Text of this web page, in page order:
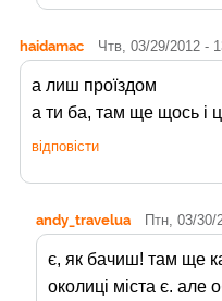
haidamac Чтв, 03/29/2012 -
а лиш проїздом
а ти ба, там ще щось і
відповісти
andy_travelua Птн, 03/30/
є, як бачиш! там ще
околиці міста є. але